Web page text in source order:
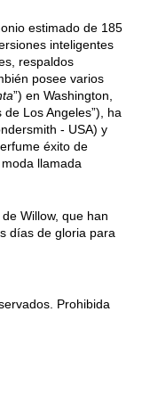
estimado de 185
inteligentes
respaldos
posee varios
”) en Washington,
Los Angeles”), ha
- USA) y
éxito de
llamada
Willow, que han
días de gloria para
Prohibida